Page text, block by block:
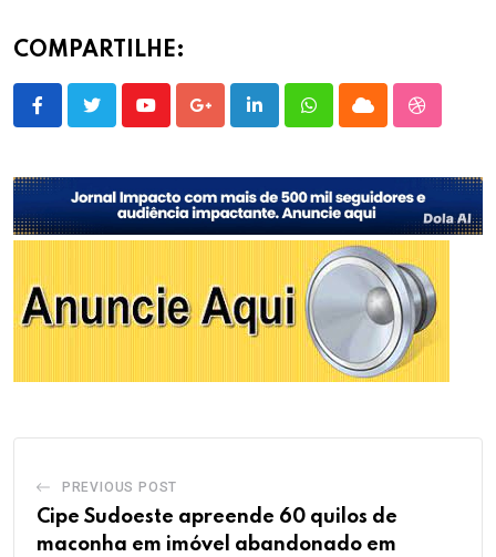
COMPARTILHE:
YoutubeGoogle+LinkedInWhatsappCloud
PREVIOUS POST
Cipe Sudoeste apreende 60 quilos de
maconha em imóvel abandonado em